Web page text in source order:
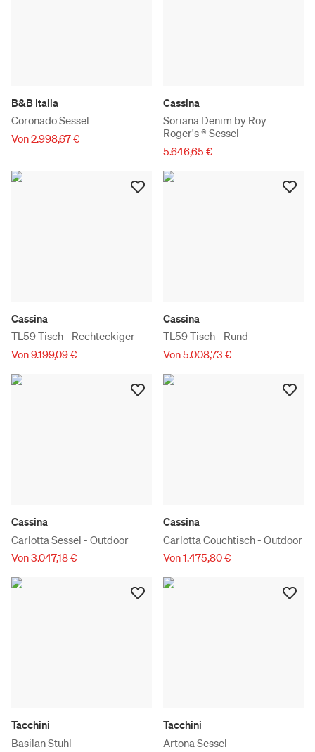
B&B Italia
Coronado Sessel
Von 2.998,67 €
Cassina
Soriana Denim by Roy
Roger's ® Sessel
5.646,65 €
Cassina
TL59 Tisch - Rechteckiger
Von 9.199,09 €
Cassina
TL59 Tisch - Rund
Von 5.008,73 €
Cassina
Carlotta Sessel - Outdoor
Von 3.047,18 €
Cassina
Carlotta Couchtisch - Outdoor
Von 1.475,80 €
Tacchini
Basilan Stuhl
Tacchini
Artona Sessel